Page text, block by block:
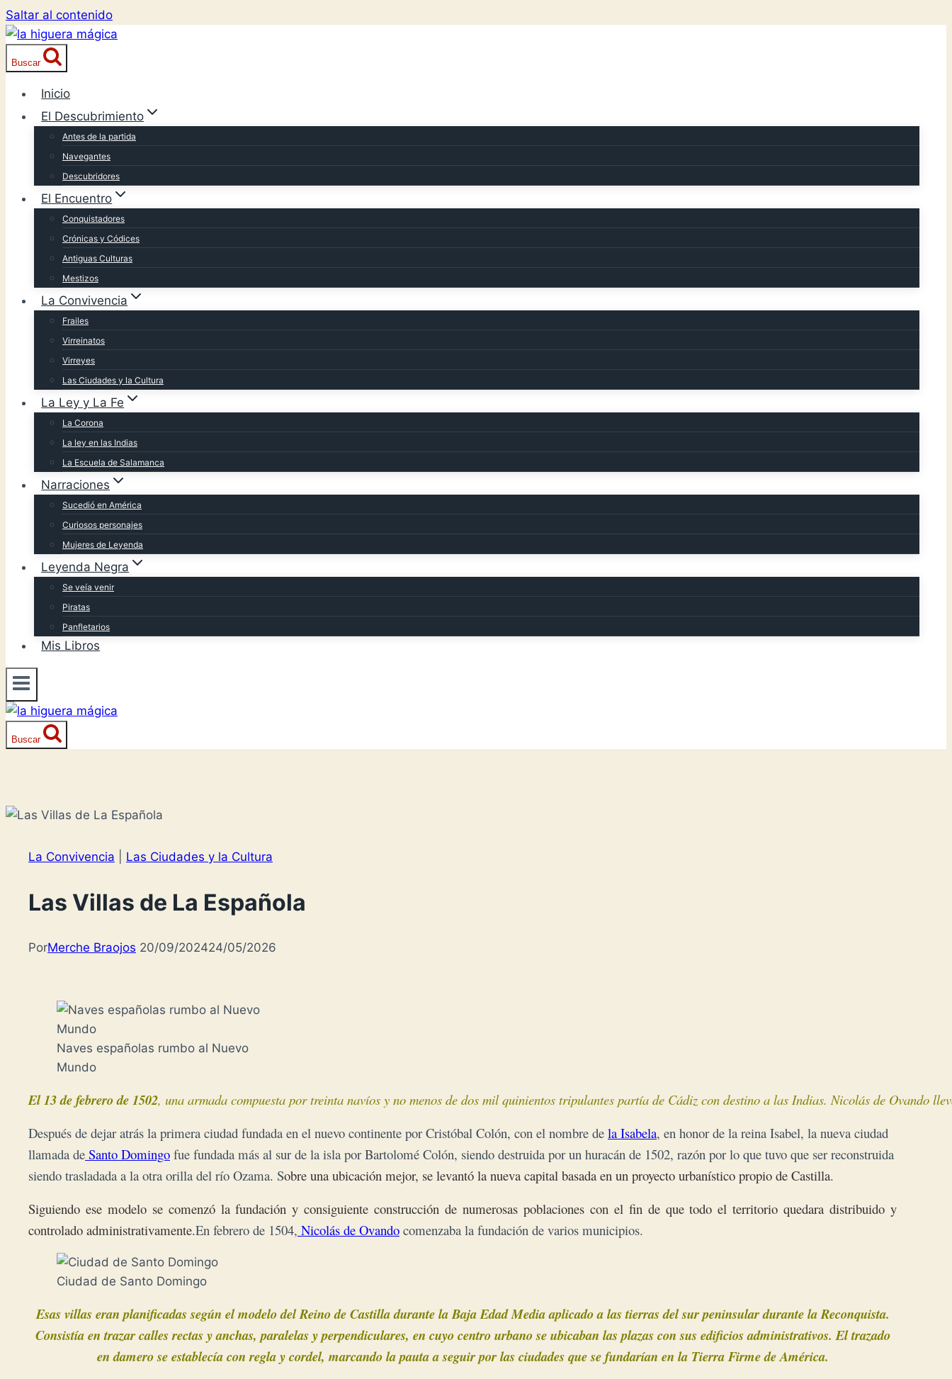
Saltar al contenido
Buscar
Inicio
El Descubrimiento
Antes de la partida
Navegantes
Descubridores
El Encuentro
Conquistadores
Crónicas y Códices
Antiguas Culturas
Mestizos
La Convivencia
Frailes
Virreinatos
Virreyes
Las Ciudades y la Cultura
La Ley y La Fe
La Corona
La ley en las Indias
La Escuela de Salamanca
Narraciones
Sucedió en América
Curiosos personajes
Mujeres de Leyenda
Leyenda Negra
Se veía venir
Piratas
Panfletarios
Mis Libros
Buscar
La Convivencia Las Ciudades y la Cultura
Las Villas de La Española
PorMerche Braojos 20/09/202424/05/2026
Naves españolas rumbo al Nuevo
Mundo
El 13 de febrero de 1502, una armada compuesta por treinta navíos y no menos de dos mil quinientos tripulantes partía de Cádiz con destino a las Indias. Nicolás de Ovando
Después de dejar atrás la primera ciudad fundada en el nuevo continente por Cristóbal Colón, con el nombre de la Isabela, en honor de la reina Isabel, la nueva ciudad
llamada de Santo Domingo fue fundada más al sur de la isla por Bartolomé Colón, siendo destruida por un huracán de 1502, razón por lo que tuvo que ser reconstruida
siendo trasladada a la otra orilla del río Ozama. Sobre una ubicación mejor, se levantó la nueva capital basada en un proyecto urbanístico propio de Castilla.
Siguiendo ese modelo se comenzó la fundación y consiguiente construcción de numerosas poblaciones con el fin de que todo el territorio quedara distribuido y
controlado administrativamente.En febrero de 1504, Nicolás de Ovando comenzaba la fundación de varios municipios.
Ciudad de Santo Domingo
Esas villas eran planificadas según el modelo del Reino de Castilla durante la Baja Edad Media aplicado a las tierras del sur peninsular durante la Reconquista.
Consistía en trazar calles rectas y anchas, paralelas y perpendiculares, en cuyo centro urbano se ubicaban las plazas con sus edificios administrativos. El trazado
en damero se establecía con regla y cordel, marcando la pauta a seguir por las ciudades que se fundarían en la Tierra Firme de América.